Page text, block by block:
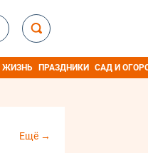
ЖИЗНЬ ПРАЗДНИКИ САД И
Ещё